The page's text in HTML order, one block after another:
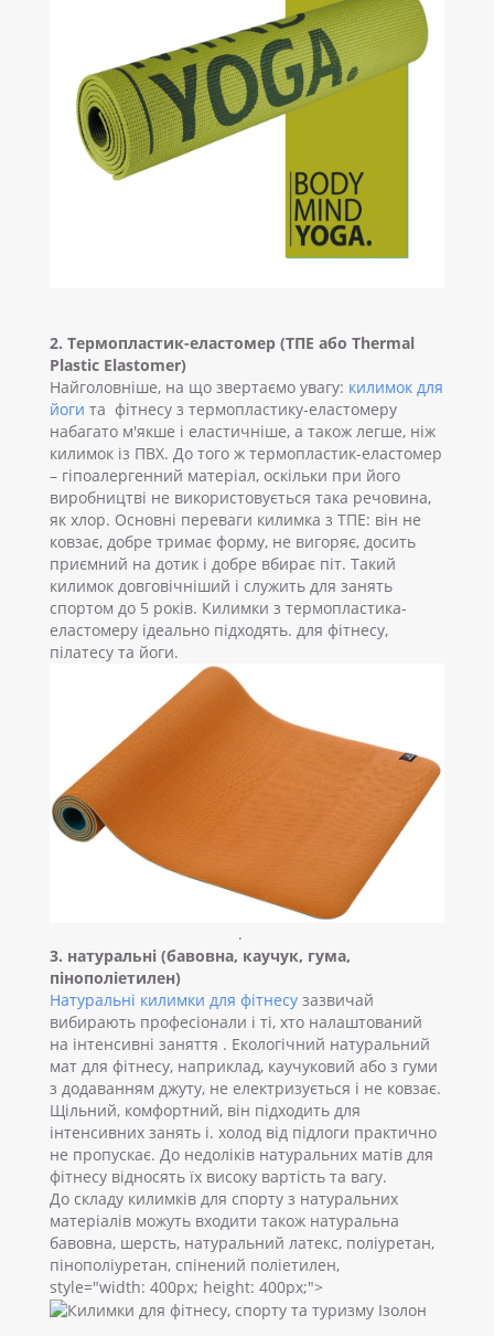
2. Термопластик-еластомер (ТПЕ або Thermal
Plastic Elastomer)
Найголовніше, на що звертаємо увагу: килимок для
йоги та фітнесу з термопластику-еластомеру
набагато м'якше і еластичніше, а також легше, ніж
килимок із ПВХ. До того ж термопластик-еластомер
– гіпоалергенний матеріал, оскільки при його
виробництві не використовується така речовина,
як хлор. Основні переваги килимка з ТПЕ: він не
ковзає, добре тримає форму, не вигоряє, досить
приємний на дотик і добре вбирає піт. Такий
килимок довговічніший і служить для занять
спортом до 5 років. Килимки з термопластика-
еластомеру ідеально підходять. для фітнесу,
пілатесу та йоги.
.
3. натуральні (бавовна, каучук, гума,
пінополіетилен)
Натуральні килимки для фітнесу зазвичай
вибирають професіонали і ті, хто налаштований
на інтенсивні заняття . Екологічний натуральний
мат для фітнесу, наприклад, каучуковий або з гуми
з додаванням джуту, не електризується і не ковзає.
Щільний, комфортний, він підходить для
інтенсивних занять і. холод від підлоги практично
не пропускає. До недоліків натуральних матів для
фітнесу відносять їх високу вартість та вагу.
До складу килимків для спорту з натуральних
матеріалів можуть входити також натуральна
бавовна, шерсть, натуральний латекс, поліуретан,
пінополіуретан, спінений поліетилен,
style="width: 400px; height: 400px;">